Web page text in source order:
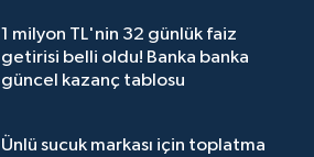
1 milyon TL'nin 32 günlük faiz
getirisi belli oldu! Banka banka
güncel kazanç tablosu
Ünlü sucuk markası için toplatma